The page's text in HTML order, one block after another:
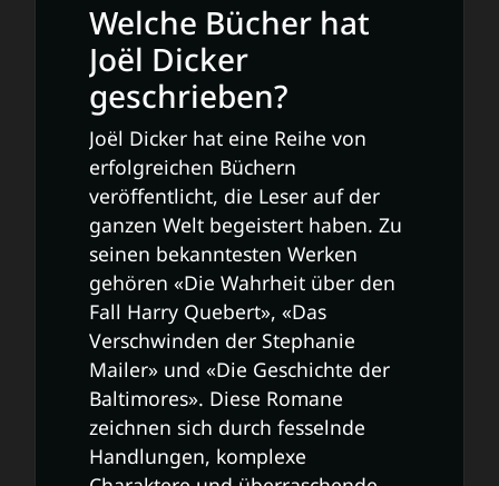
Welche Bücher hat
Joël Dicker
geschrieben?
Joël Dicker hat eine Reihe von
erfolgreichen Büchern
veröffentlicht, die Leser auf der
ganzen Welt begeistert haben. Zu
seinen bekanntesten Werken
gehören «Die Wahrheit über den
Fall Harry Quebert», «Das
Verschwinden der Stephanie
Mailer» und «Die Geschichte der
Baltimores». Diese Romane
zeichnen sich durch fesselnde
Handlungen, komplexe